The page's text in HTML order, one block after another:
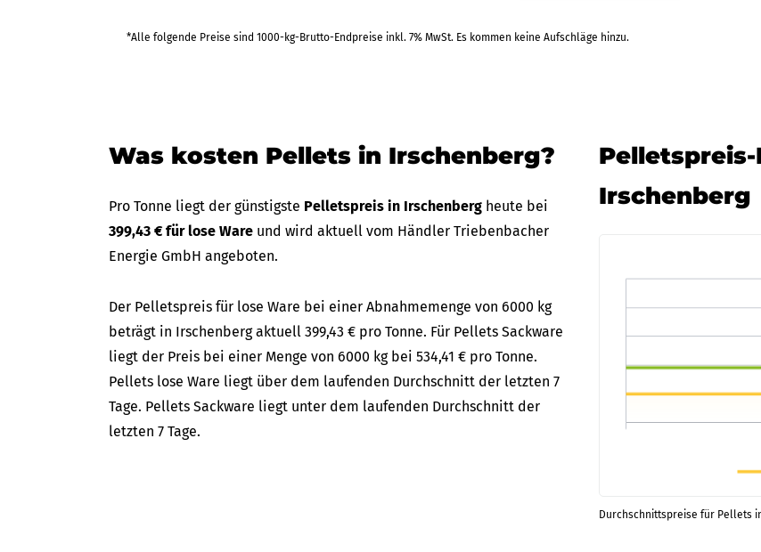
*Alle folgende Preise sind 1000-kg-Brutto-Endpreise inkl. 7% MwSt. Es kommen keine Aufschläge hinzu.
Was kosten Pellets in Irschenberg?
Pro Tonne liegt der günstigste Pelletspreis in Irschenberg heute bei
399,43 € für lose Ware und wird aktuell vom Händler Triebenbacher
Energie GmbH angeboten.
Der Pelletspreis für lose Ware bei einer Abnahmemenge von 6000 kg
beträgt in Irschenberg aktuell 399,43 € pro Tonne. Für Pellets Sackware
liegt der Preis bei einer Menge von 6000 kg bei 534,41 € pro Tonne.
Pellets lose Ware liegt über dem laufenden Durchschnitt der letzten 7
Tage. Pellets Sackware liegt unter dem laufenden Durchschnitt der
letzten 7 Tage.
Irschenberg
Durchschnittspreise für Pellets